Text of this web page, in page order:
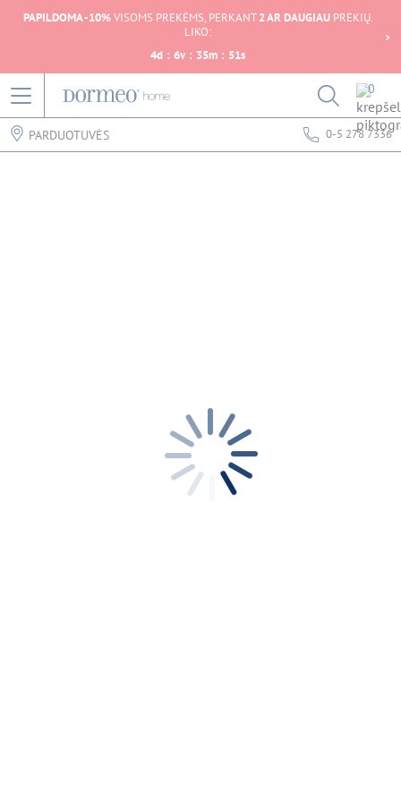
PAPILDOMA -10%VISOMS PREKĖMS, PERKANT2 AR DAUGIAUPREKIŲ.
LIKO:
4d : 6v : 35m : 51s
0
PARDUOTUVĖS 0-5 278 7336